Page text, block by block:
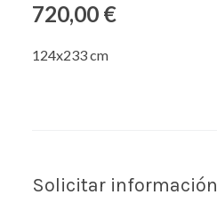
720,00 €
124x233 cm
Solicitar información